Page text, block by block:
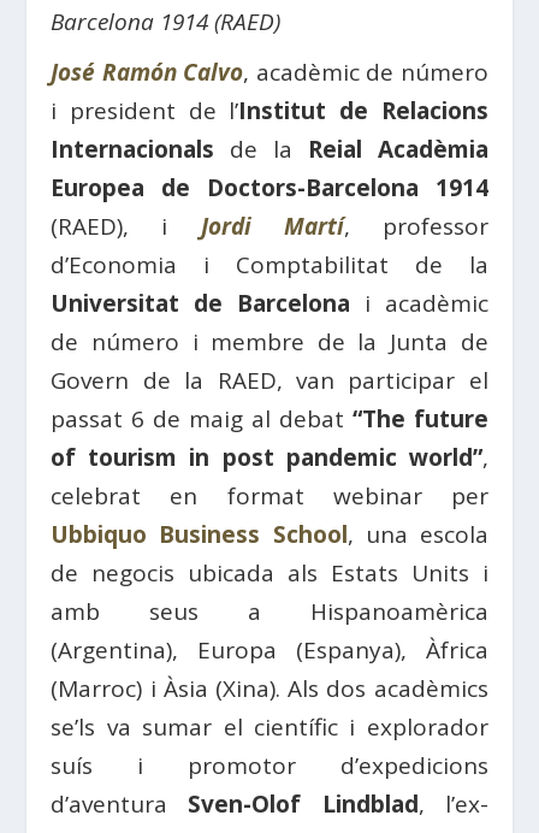
Barcelona 1914 (RAED)
José Ramón Calvo, acadèmic de número
i president de l’Institut de Relacions
Internacionals de la Reial Acadèmia
Europea de Doctors-Barcelona 1914
(RAED), i Jordi Martí, professor
d’Economia i Comptabilitat de la
Universitat de Barcelona i acadèmic
de número i membre de la Junta de
Govern de la RAED, van participar el
passat 6 de maig al debat “The future
of tourism in post pandemic world”,
celebrat en format webinar per
Ubbiquo Business School, una escola
de negocis ubicada als Estats Units i
amb seus a Hispanoamèrica
(Argentina), Europa (Espanya), Àfrica
(Marroc) i Àsia (Xina). Als dos acadèmics
se’ls va sumar el científic i explorador
suís i promotor d’expedicions
d’aventura Sven-Olof Lindblad, l’ex-